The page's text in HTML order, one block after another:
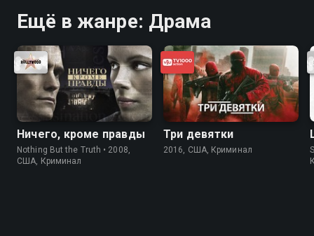
Ещё в жанре: Драма
Ничего, кроме правды
Nothing But the Truth • 2008,
США, Криминал
Три девятки
2016, США, Криминал